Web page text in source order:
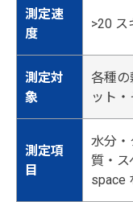
測定速
度
>20
測定対
象
各種の
ット
測定項
目
水分
質・ス
space